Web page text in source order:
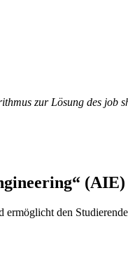
zur Lösung des job
(AIE)
ermöglicht den